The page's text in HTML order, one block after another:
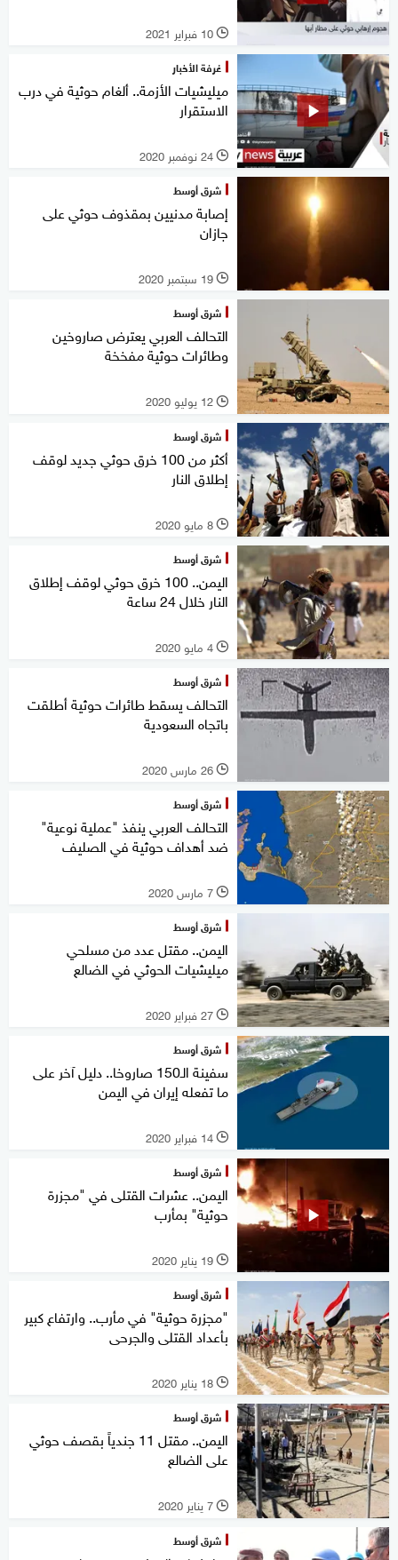
l 10 فبراير 2021
غرفة الأخبار
ميليشيات الأزمة.. ألغام حوثية في درب
الاستقرار
l 24 نوفمبر 2020
شرق أوسط
إصابة مدنيين بمقذوف حوثي على
جازان
l 19 سبتمبر 2020
شرق أوسط
التحالف العربي يعترض صاروخين
وطائرات حوثية مفخخة
l 12 يوليو 2020
شرق أوسط
أكثر من 100 خرق حوثي جديد لوقف
إطلاق النار
l 8 مايو 2020
شرق أوسط
اليمن.. 100 خرق حوثي لوقف إطلاق
النار خلال 24 ساعة
l 4 مايو 2020
شرق أوسط
التحالف يسقط طائرات حوثية أطلقت
باتجاه السعودية
l 26 مارس 2020
شرق أوسط
التحالف العربي ينفذ "عملية نوعية"
ضد أهداف حوثية في الصليف
l 7 مارس 2020
شرق أوسط
اليمن.. مقتل عدد من مسلحي
ميليشيات الحوثي في الضالع
l 27 فبراير 2020
شرق أوسط
سفينة الـ150 صاروخا.. دليل آخر على
ما تفعله إيران في اليمن
l 14 فبراير 2020
شرق أوسط
اليمن.. عشرات القتلى في "مجزرة
حوثية" بمأرب
l 19 يناير 2020
شرق أوسط
"مجزرة حوثية" في مأرب.. وارتفاع كبير
بأعداد القتلى والجرحى
l 18 يناير 2020
شرق أوسط
اليمن.. مقتل 11 جندياً بقصف حوثي
على الضالع
l 7 يناير 2020
شرق أوسط